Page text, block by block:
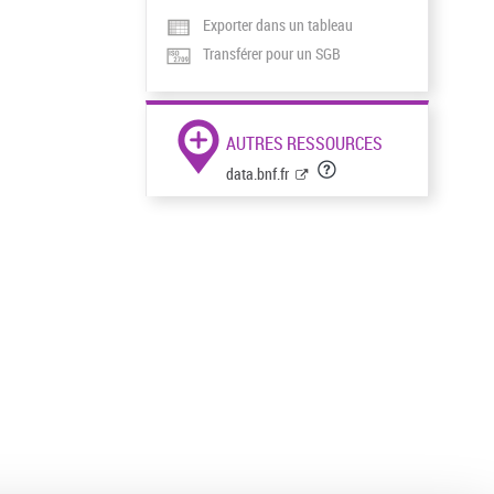
Exporter dans un tableau
Transférer pour un SGB
AUTRES RESSOURCES
data.bnf.fr